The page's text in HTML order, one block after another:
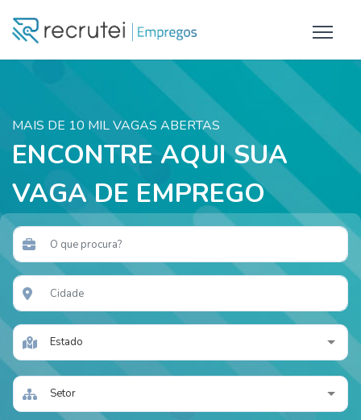
MAIS DE 10 MIL VAGAS ABERTAS
ENCONTRE AQUI SUA
VAGA DE EMPREGO
Estado
Setor